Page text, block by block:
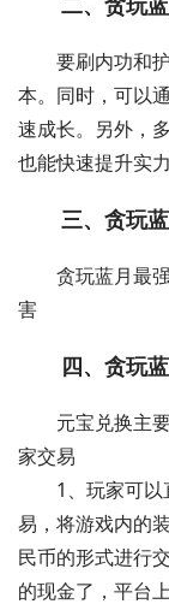
要刷内功和
本。同时，可以
速成长。另外，
也能快速提升实力
三、贪玩
贪玩蓝月最
害
四、贪玩
元宝兑换主
家交易
1、玩家可
易，将游戏内的
民币的形式进行
的现金了，平台